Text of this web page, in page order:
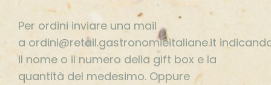
Per ordini inviare una mail
a ordini@retail.gastronomieitaliane.it
il nome o il numero della gift box e la
quantità del medesimo. Oppure